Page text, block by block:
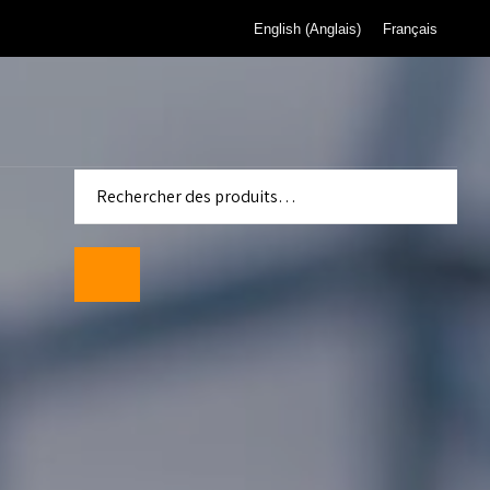
English (Anglais) Français